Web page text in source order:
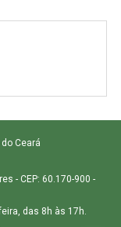
Ceará
- CEP: 60.170-900 -
das 8h às 17h.